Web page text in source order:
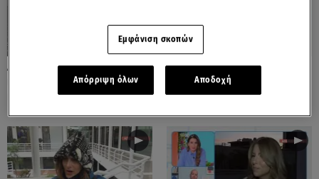
Aλλαγές Στα Αυτοκίνητα -
Κάμερες Θα Ελέγχουν
Κινήσεις Οδηγών
Σταρόβας: «Με Κυνηγάνε Για
Να Κάνω Τις Εξετάσεις Μου».
Εμφάνιση σκοπών
Απόρριψη όλων Αποδοχή